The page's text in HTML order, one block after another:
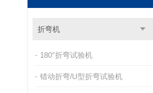
折弯机
180°折弯试验机
错动折弯/U型折弯试验机